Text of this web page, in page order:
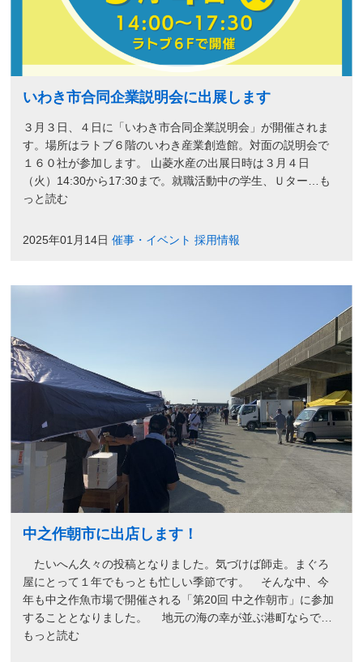
いわき市合同企業説明会に出展します
３月３日、４日に「いわき市合同企業説明会」が開催されま
す。場所はラトブ６階のいわき産業創造館。対面の説明会で
１６０社が参加します。 山菱水産の出展日時は３月４日
（火）14:30から17:30まで。就職活動中の学生、Ｕター…も
っと読む
2025年01月14日催事・イベント 採用情報
中之作朝市に出店します！
たいへん久々の投稿となりました。気づけば師走。まぐろ
屋にとって１年でもっとも忙しい季節です。 そんな中、今
年も中之作魚市場で開催される「第20回 中之作朝市」に参加
することとなりました。 地元の海の幸が並ぶ港町ならで…
もっと読む